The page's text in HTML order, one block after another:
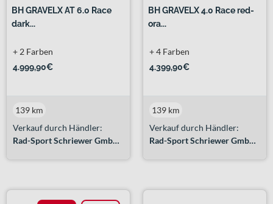
BH GRAVELX AT 6.0 Race
dark...
4.999,90€
+ 2 Farben
Verkauf durch Händler:
Rad-Sport Schriewer GmbH & Co. KG
139 km
BH GRAVELX 4.0 Race red-
ora...
4.399,90€
+ 4 Farben
Verkauf durch Händler:
Rad-Sport Schriewer GmbH & Co. KG
139 km